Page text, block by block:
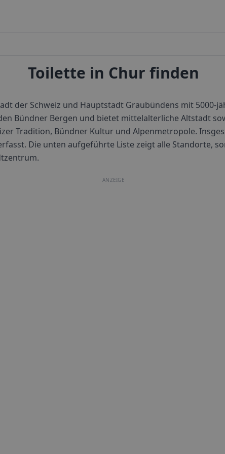
Toilette in Chur finden
der Schweiz und Hauptstadt Graubündens mit 5000-
Bündner Bergen und bietet mittelalterliche Altstadt
Tradition, Bündner Kultur und Alpenmetropole.
Die unten aufgeführte Liste zeigt alle Standorte,
ANZEIGE